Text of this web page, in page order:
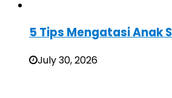
5 Tips Mengatasi Anak
July 30, 2026